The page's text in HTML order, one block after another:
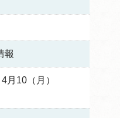
報
月10（月）